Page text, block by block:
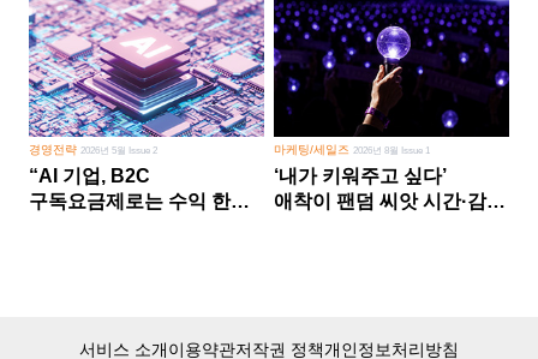
경영전략 2026년 5월 Issue 2
“AI 기업, B2C
구독요금제로는 수익 한계
마케팅/세일즈 2026년 8월 Issue 1
‘내가 키워주고 싶다’
애착이 팬덤 씨앗 시간·감정
서비스 소개이용약관저작권 정책개인정보처리방침